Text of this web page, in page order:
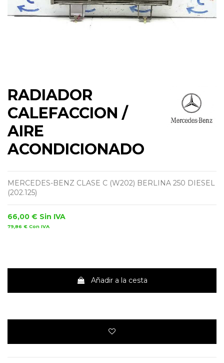
RADIADOR
CALEFACCION /
AIRE
ACONDICIONADO
MERCEDES-BENZ CLASE C (W202) BERLINA 250 DIESEL
(202.125)
66,00 € Sin IVA
79,86 € Con IVA
Añadir a la cesta